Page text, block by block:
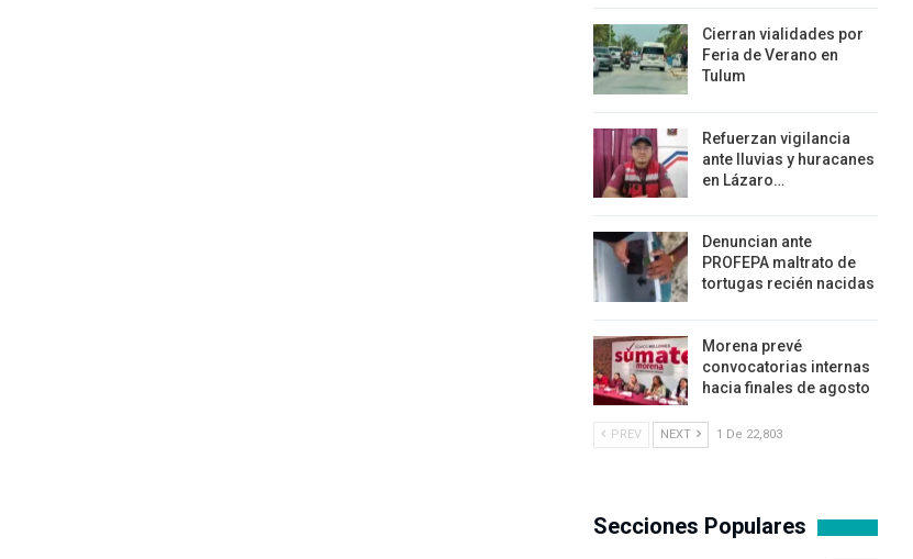
Cierran vialidades por
Feria de Verano en
Tulum
Refuerzan vigilancia
ante lluvias y huracanes
en Lázaro…
Denuncian ante
PROFEPA maltrato de
tortugas recién nacidas
Morena prevé
convocatorias internas
hacia finales de agosto
PREV NEXT 1 De 22,803
Secciones Populares